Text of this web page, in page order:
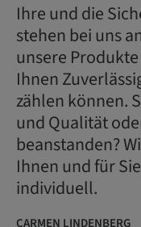
Ihre und die
stehen bei uns
unsere
Ihnen
zählen können.
und Qualität
beanstanden?
Ihnen und für
individuell.
CARMEN LINDENBERG